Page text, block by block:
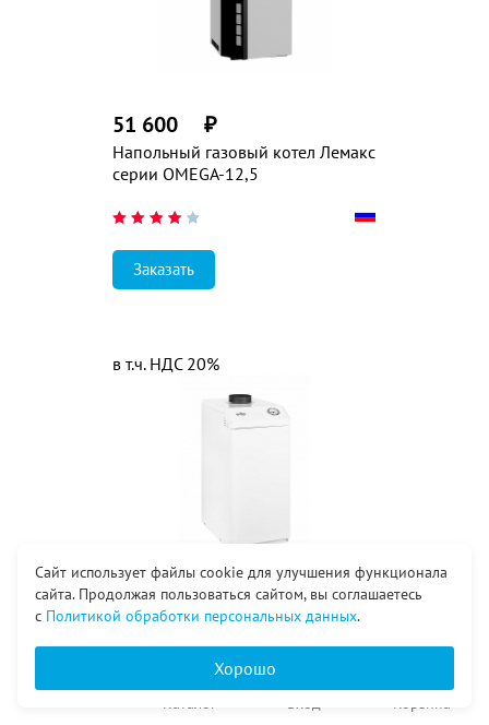
Напольный газовый котел Лемакс
серии OMEGA-12,5
51 600 ₽
Заказать
КСГВ-12,5 С «Очаг»-Стандарт (авт.
29 440 ₽
в т.ч. НДС 20%
Сайт использует файлы cookie для улучшения функционала
сайта. Продолжая пользоваться сайтом, вы соглашаетесь
с Политикой обработки персональных данных.
Хорошо